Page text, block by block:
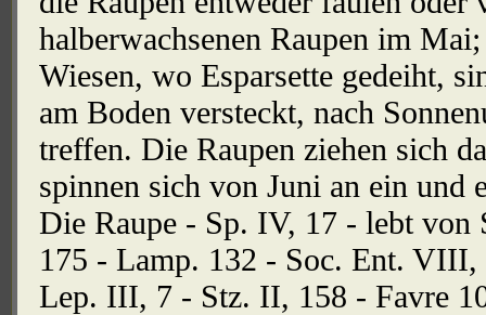
halberwachsenen Raupen im
Wiesen, wo Esparsette gedeiht,
am Boden versteckt, nach
treffen. Die Raupen ziehen sich
spinnen sich von Juni an ein und
Die Raupe - Sp. IV, 17 - lebt von
175 - Lamp. 132 - Soc. Ent.
Lep. III, 7 - Stz. II, 158 - Favre